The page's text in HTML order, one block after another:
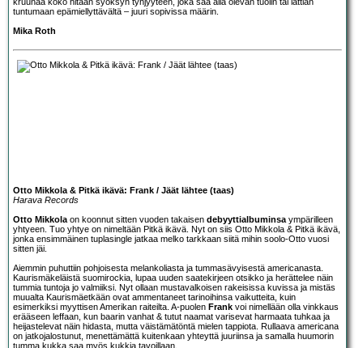
tuntumaan epämiellyttävältä – juuri sopivissa määrin.
Mika Roth
Otto Mikkola & Pitkä ikävä: Frank / Jäät lähtee (taas)
Harava Records
Otto Mikkola on koonnut sitten vuoden takaisen debyyttialbuminsa ympärilleen
yhtyeen. Tuo yhtye on nimeltään Pitkä ikävä. Nyt on siis Otto Mikkola & Pitkä ikävä,
jonka ensimmäinen tuplasingle jatkaa melko tarkkaan siitä mihin soolo-Otto vuosi
sitten jäi.
Aiemmin puhuttiin pohjoisesta melankoliasta ja tummasävyisestä americanasta.
Kaurismäkeläistä suomirockia, lupaa uuden saatekirjeen otsikko ja herättelee näin
tummia tuntoja jo valmiiksi. Nyt ollaan mustavalkoisen rakeisissa kuvissa ja mistäs
muualta Kaurismäetkään ovat ammentaneet tarinoihinsa vaikutteita, kuin
esimerkiksi myyttisen Amerikan raiteilta. A-puolen Frank voi nimellään olla vinkkaus
erääseen leffaan, kun baarin vanhat & tutut naamat varisevat harmaata tuhkaa ja
heijastelevat näin hidasta, mutta väistämätöntä mielen tappiota. Rullaava americana
on jatkojalostunut, menettämättä kuitenkaan yhteyttä juuriinsa ja samalla huumorin
tumma kukka saa myös kukkia tavoillaan.